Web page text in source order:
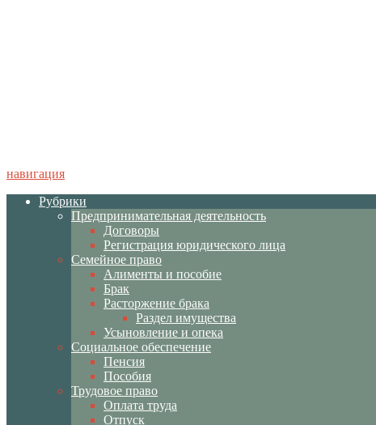
навигация
Рубрики
Предпринимательная деятельность
Договоры
Регистрация юридического лица
Семейное право
Алименты и пособие
Брак
Расторжение брака
Раздел имущества
Усыновление и опека
Социальное обеспечение
Пенсия
Пособия
Трудовое право
Оплата труда
Отпуск